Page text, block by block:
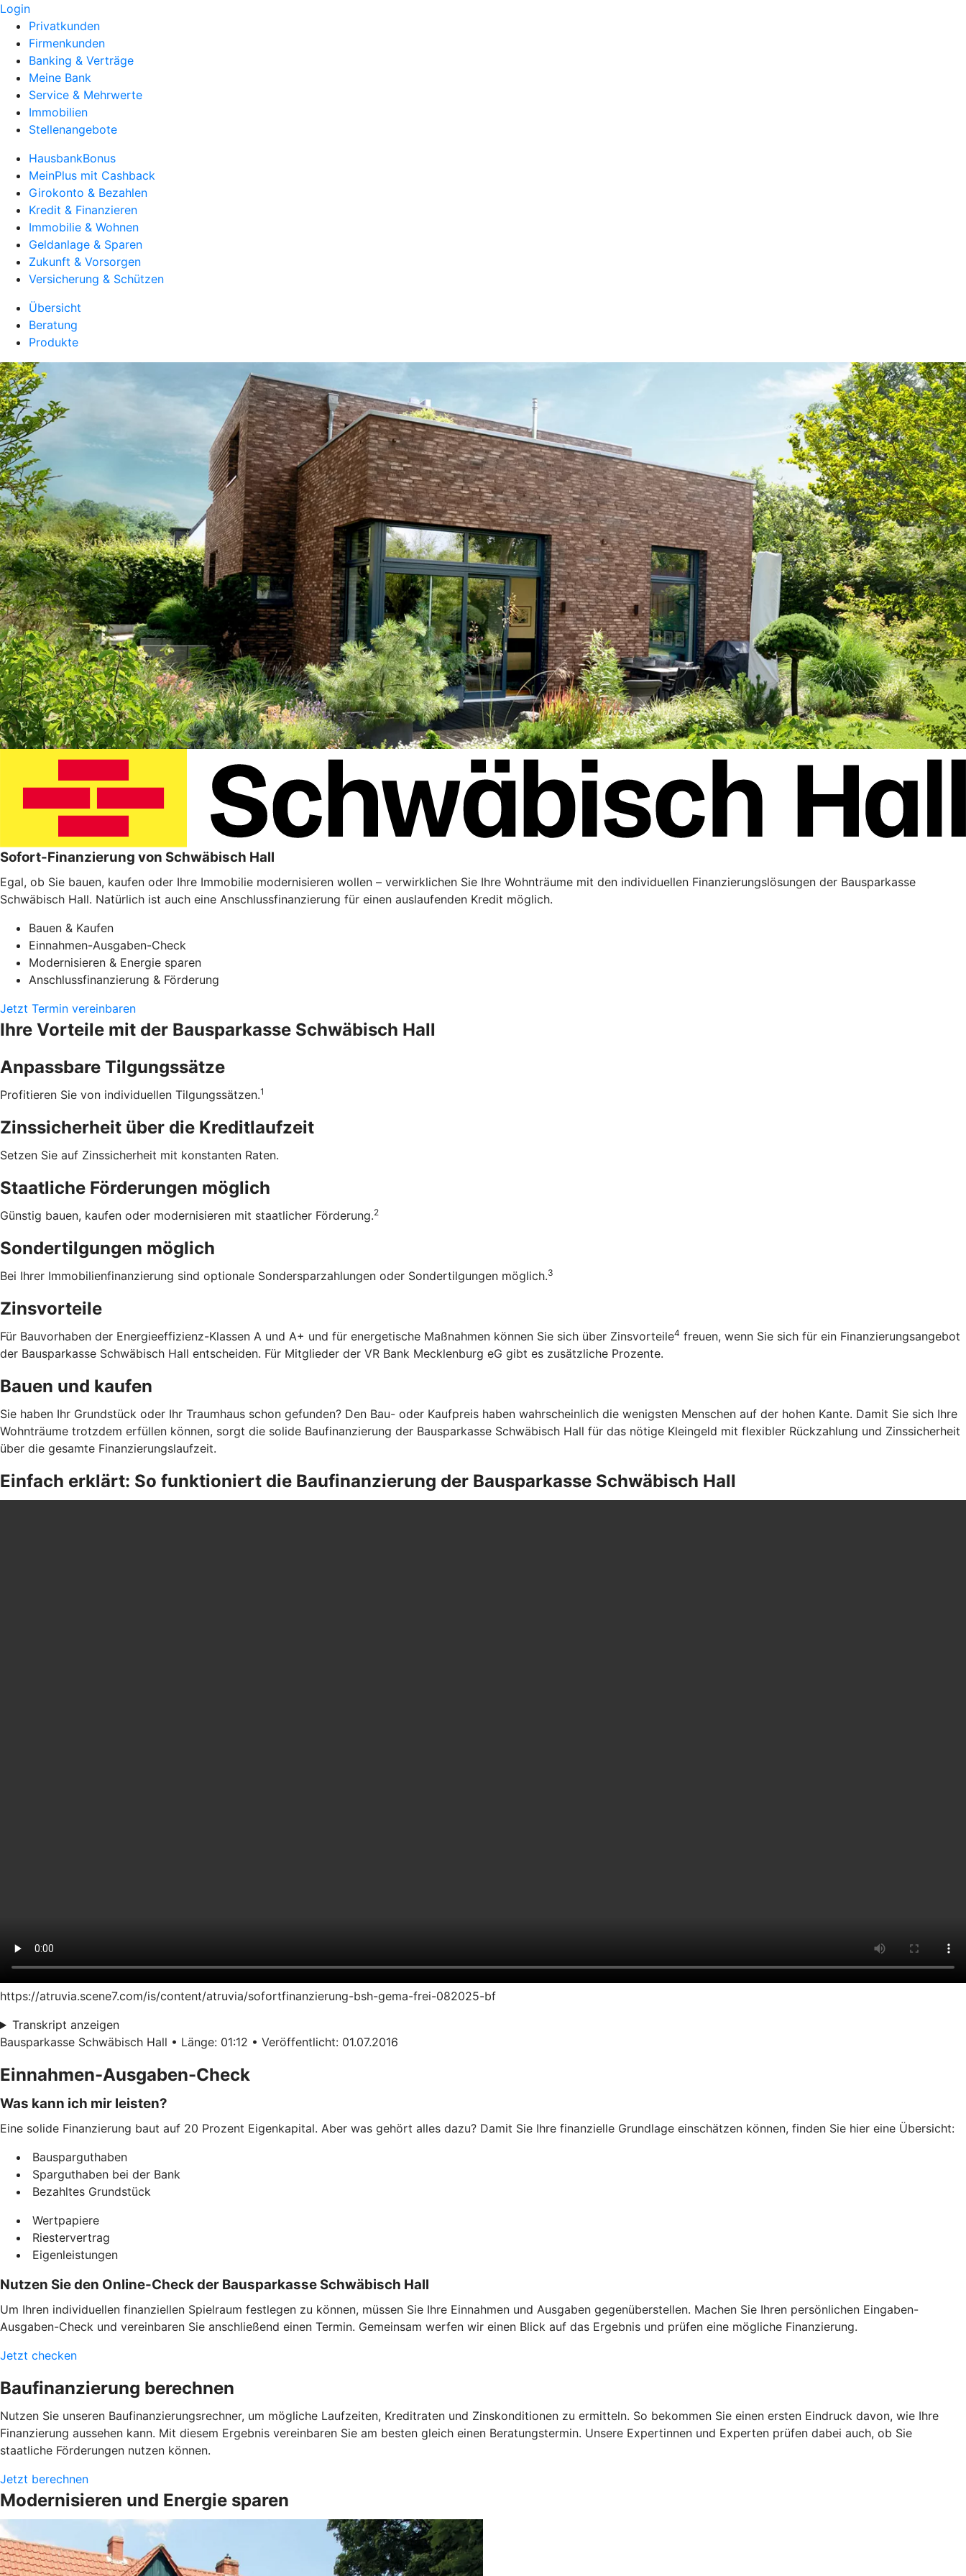
Login
Privatkunden
Firmenkunden
Banking & Verträge
Meine Bank
Service & Mehrwerte
Immobilien
Stellenangebote
HausbankBonus
MeinPlus mit Cashback
Girokonto & Bezahlen
Kredit & Finanzieren
Immobilie & Wohnen
Geldanlage & Sparen
Zukunft & Vorsorgen
Versicherung & Schützen
Übersicht
Beratung
Produkte
Sofort-Finanzierung von Schwäbisch Hall
Egal, ob Sie bauen, kaufen oder Ihre Immobilie modernisieren wollen – verwirklichen Sie Ihre Wohnträume mit den individuellen Finanzierungslösungen der Bausparkasse
Schwäbisch Hall. Natürlich ist auch eine Anschlussfinanzierung für einen auslaufenden Kredit möglich.
Bauen & Kaufen
Einnahmen-Ausgaben-Check
Modernisieren & Energie sparen
Anschlussfinanzierung & Förderung
Jetzt Termin vereinbaren
Ihre Vorteile mit der Bausparkasse Schwäbisch Hall
Anpassbare Tilgungssätze
Profitieren Sie von individuellen Tilgungssätzen.1
Zinssicherheit über die ­Kreditlaufzeit
Setzen Sie auf Zinssicherheit mit konstanten Raten.
Staatliche Förderungen möglich
Günstig bauen, kaufen oder modernisieren mit staatlicher Förderung.2
Sondertilgungen möglich
Bei Ihrer Immobilienfinanzierung sind optionale Sondersparzahlungen oder Sondertilgungen möglich.3
Zinsvorteile
Für Bauvorhaben der Energieeffizienz-Klassen A und A+ und für energetische Maßnahmen können Sie sich über Zinsvorteile4 freuen, wenn Sie sich für ein Finanzierungsangebot
der Bausparkasse Schwäbisch Hall entscheiden. Für Mitglieder der VR Bank Mecklenburg eG gibt es zusätzliche Prozente.
Bauen und kaufen
Sie haben Ihr Grundstück oder Ihr Traumhaus schon gefunden? Den Bau- oder Kaufpreis haben wahrscheinlich die wenigsten Menschen auf der hohen Kante. Damit Sie sich Ihre
Wohnträume trotzdem erfüllen können, sorgt die solide Baufinanzierung der Bausparkasse Schwäbisch Hall für das nötige Kleingeld mit flexibler Rückzahlung und Zinssicherheit
über die gesamte Finanzierungslaufzeit.
Einfach erklärt: So funktioniert die Baufinanzierung der Bausparkasse Schwäbisch Hall
https://atruvia.scene7.com/is/content/atruvia/sofortfinanzierung-bsh-gema-frei-082025-bf
Transkript anzeigen
Bausparkasse Schwäbisch Hall • Länge: 01:12 • Veröffentlicht: 01.07.2016
Einnahmen-Ausgaben-Check
Was kann ich mir leisten?
Eine solide Finanzierung baut auf 20 Prozent Eigenkapital. Aber was gehört alles dazu? Damit Sie Ihre finanzielle Grundlage einschätzen können, finden Sie hier eine Übersicht:
Bausparguthaben
Sparguthaben bei der Bank
Bezahltes Grundstück
Wertpapiere
Riestervertrag
Eigenleistungen
Nutzen Sie den Online-Check der Bausparkasse Schwäbisch Hall
Um Ihren individuellen finanziellen Spielraum festlegen zu können, müssen Sie Ihre Einnahmen und Ausgaben gegenüberstellen. Machen Sie Ihren persönlichen Eingaben-
Ausgaben-Check und vereinbaren Sie anschließend einen Termin. Gemeinsam werfen wir einen Blick auf das Ergebnis und prüfen eine mögliche Finanzierung.
Jetzt checken
Baufinanzierung berechnen
Nutzen Sie unseren Baufinanzierungsrechner, um mögliche Laufzeiten, Kreditraten und Zinskonditionen zu ermitteln. So bekommen Sie einen ersten Eindruck davon, wie Ihre
Finanzierung aussehen kann. Mit diesem Ergebnis vereinbaren Sie am besten gleich einen Beratungstermin. Unsere Expertinnen und Experten prüfen dabei auch, ob Sie
staatliche Förderungen nutzen können.
Jetzt berechnen
Modernisieren und Energie sparen